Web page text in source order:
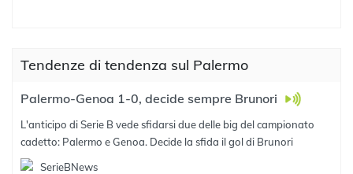
Tendenze di tendenza sul Palermo
Palermo-Genoa 1-0, decide sempre Brunori
L'anticipo di Serie B vede sfidarsi due delle big del campionato
cadetto: Palermo e Genoa. Decide la sfida il gol di Brunori
SerieBNews